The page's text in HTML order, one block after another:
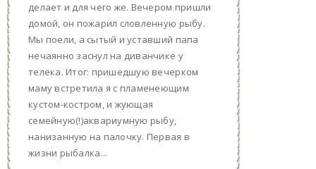
делает и для чего же. Вечером пришли
домой, он пожарил словленную рыбу.
Мы поели, а сытый и уставший папа
нечаянно заснул на диванчике у
телека. Итог: пришедшую вечерком
маму встретила я с пламенеющим
кустом-костром, и жующая
семейную(!)аквариумную рыбу,
нанизанную на палочку. Первая в
жизни рыбалка...